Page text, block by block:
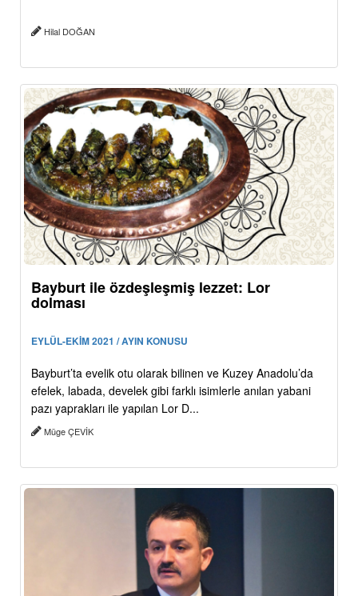
Hilal DOĞAN
Bayburt ile özdeşleşmiş lezzet: Lor
dolması
EYLÜL-EKİM 2021 / AYIN KONUSU
Bayburt’ta evelik otu olarak bilinen ve Kuzey Anadolu’da
efelek, labada, develek gibi farklı isimlerle anılan yabani
pazı yaprakları ile yapılan Lor D...
Müge ÇEVİK